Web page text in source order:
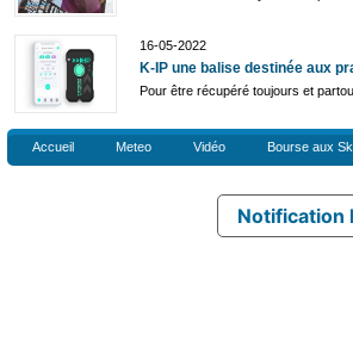
16-05-2022
K-IP une balise destinée aux
Pour être récupéré toujours et
Accueil Meteo Vidéo Bourse aux
Notification